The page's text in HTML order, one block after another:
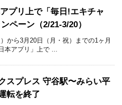
プリ上で「毎日!エキチャ
ペーン（2/21-3/20）
から3月20日（月・祝）までの1ヶ月
本アプリ」上で ...
スプレス 守谷駅〜みらい平
転を終了